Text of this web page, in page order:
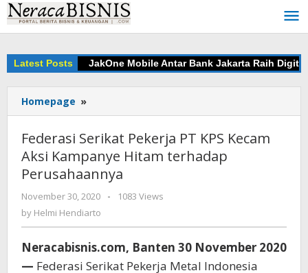
Skip
to
content
Latest Posts JakOne Mobile Antar Bank Jakarta Raih
Homepage »
Serikat
Pekerja
PT
KPS
Kecam
Kampanye
Hitam
terhadap
Perusahaannya
Federasi Serikat Pekerja PT KPS Kecam
Aksi Kampanye Hitam terhadap
Perusahaannya
November 30, 2020
by
-
1083 Views
by Helmi Hendiarto
Neracabisnis.com, Banten 30 November 2020
— Federasi Serikat Pekerja Metal Indonesia